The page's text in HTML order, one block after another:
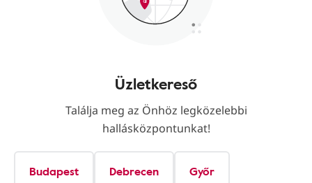
Üzletkereső
Találja meg az Önhöz legközelebbi
hallásközpontunkat!
Budapest Debrecen Győr